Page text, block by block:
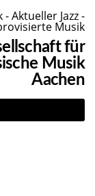
Aktueller Jazz -
Musik
für
Musik
Aachen